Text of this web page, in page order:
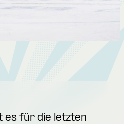
es für die letzten